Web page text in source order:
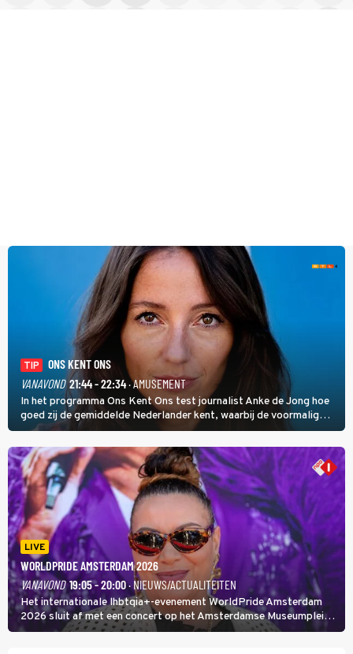
TIP
ONS KENT ONS
VANAVOND 21:44 - 22:34· AMUSEMENT
In het programma Ons Kent Ons test journalist Anke de Jong hoe
goed zij de gemiddelde Nederlander kent, waarbij de voormalig
hoofdredacteur van modebladen Glamour en Elle het samen met
rapper Keizer opneemt tegen Edson da Graça en Marc-Marie
Huijbregts.
LIVE
WORLDPRIDE AMSTERDAM 2026
VANAVOND 19:05 - 20:00· NIEUWS/ACTUALITEITEN
Het internationale lhbtqia+-evenement WorldPride Amsterdam
2026 sluit af met een concert op het Amsterdamse Museumplein.
Anita Doth is een van de optredende artiesten. In de jaren 90